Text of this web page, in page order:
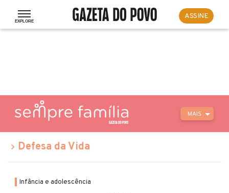
ASSINE
MAIS
Defesa da Vida
Infância e adolescência